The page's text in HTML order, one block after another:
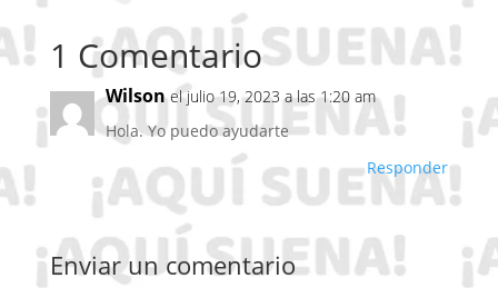
1 Comentario
Wilson el julio 19, 2023 a las 1:20 am
Hola. Yo puedo ayudarte
Responder
Enviar un comentario